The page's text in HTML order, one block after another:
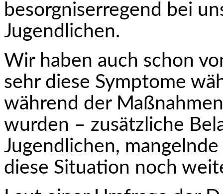
besorgniserregend bei
Jugendlichen.
Wir haben auch schon
sehr diese Symptome
während der
wurden – zusätzliche
Jugendlichen,
diese Situation noch